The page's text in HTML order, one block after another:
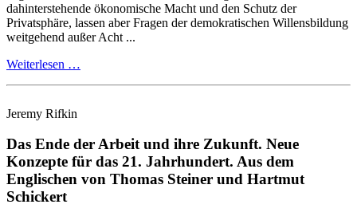
dahinterstehende ökonomische Macht und den Schutz der
Privatsphäre, lassen aber Fragen der demokratischen Willensbildung
weitgehend außer Acht ...
Weiterlesen …
Jeremy Rifkin
Das Ende der Arbeit und ihre Zukunft. Neue
Konzepte für das 21. Jahrhundert. Aus dem
Englischen von Thomas Steiner und Hartmut
Schickert